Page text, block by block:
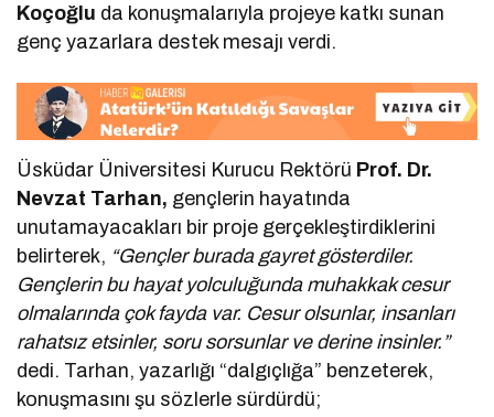
Koçoğlu da konuşmalarıyla projeye katkı sunan
genç yazarlara destek mesajı verdi.
Üsküdar Üniversitesi Kurucu Rektörü Prof. Dr.
Nevzat Tarhan, gençlerin hayatında
unutamayacakları bir proje gerçekleştirdiklerini
belirterek, “Gençler burada gayret gösterdiler.
Gençlerin bu hayat yolculuğunda muhakkak cesur
olmalarında çok fayda var. Cesur olsunlar, insanları
rahatsız etsinler, soru sorsunlar ve derine insinler.”
dedi. Tarhan, yazarlığı “dalgıçlığa” benzeterek,
konuşmasını şu sözlerle sürdürdü;